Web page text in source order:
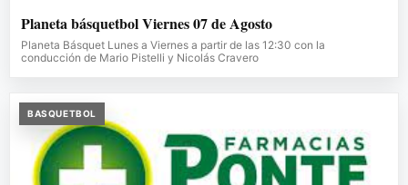
Planeta básquetbol Viernes 07 de Agosto
Planeta Básquet Lunes a Viernes a partir de las 12:30 con la
conducción de Mario Pistelli y Nicolás Cravero
BASQUETBOL